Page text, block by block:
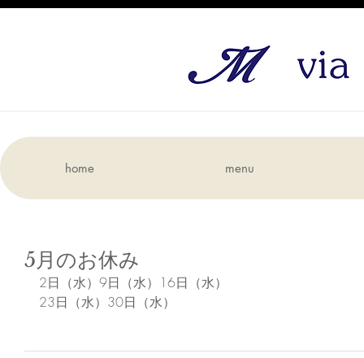
home menu
5月のお休み
2日（水）9日（水）16日（水）
23日（水）30日（水）